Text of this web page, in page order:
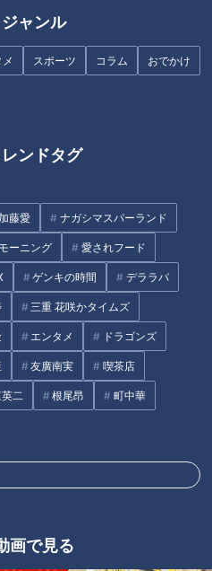
ジャンル
スポーツ コラム おでかけ
レンドタグ
藤愛 ナガシマスパーランド
モーニング 愛されフード
ゲンキの時間 デララバ
三重 花咲かタイムズ
エンタメ ドラゴンズ
友廣南実 喫茶店
二 根尾昂 町中華
画で見る
ては、憲法解釈を含め様々な議
ち入らない。現行憲法下で行わ
ち解散以降は、総理が解散を
いるからだ。だから解散は総理
れば、総理の判断一つで、いつ
民の政治参加の大きな機会であ
なければならない立場の私達
うに、これに備えた準備はもち
編成と経済」
中、さまざまな業種が深刻な経
散総選挙については、個人的に
として、それが来年度の政府予
影響を与えるのかということ